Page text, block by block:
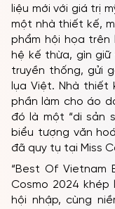
liệu mới với giá trị
một nhà thiết kế,
phẩm hội họa
hệ kế thừa, gìn
truyền thống, gửi
lụa Việt. Nhà thiết
phần làm cho áo
đó là một “di sản
biểu tượng văn
đã quy tụ tại Miss
“Best Of Vietnam
Cosmo 2024 khép
hội nhập, cùng